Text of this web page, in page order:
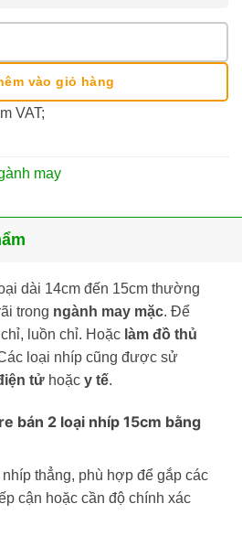
số lượng
vào giỏ hàng
VAT;
may
dài 14cm đến 15cm thường
trong ngành may mặc. Để
luồn chỉ. Hoặc làm đồ thủ
loại nhíp cũng được sử
tửhoặc y tế.
bán 2 loại nhíp 15cm bằng
thẳng, phù hợp để gắp các
cận hoặc cần độ chính xác